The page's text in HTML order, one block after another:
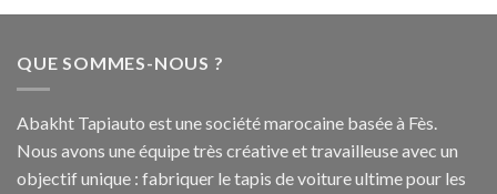
QUE SOMMES-NOUS ?
Abakht Tapiauto est une société marocaine basée à Fès.
Nous avons une équipe très créative et travailleuse avec un
objectif unique : fabriquer le tapis de voiture ultime pour les